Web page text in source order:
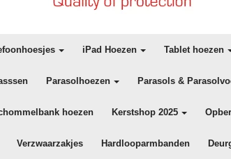
iPad Hoezen Tablet hoezen
Parasolhoezen Parasols &
hoezen Kerstshop 2025
Verzwaarzakjes Hardlooparmbanden